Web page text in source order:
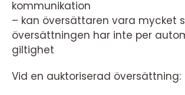
kommunikation
– kan översättaren vara mycket
översättningen har inte per
giltighet
Vid en auktoriserad översättning: